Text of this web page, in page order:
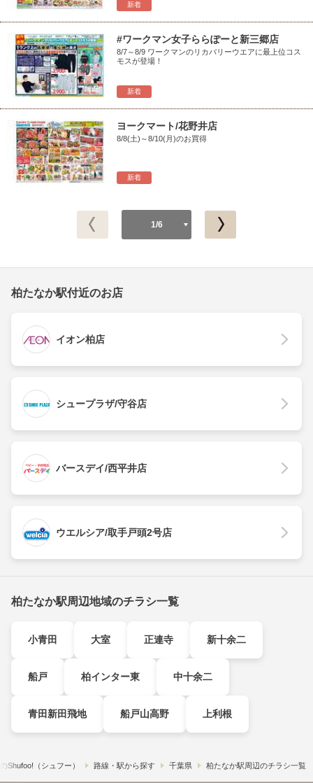
新着
新着
#ワークマン女子ららぽーと新三郷店
8/7～8/9 ワークマンのリカバリーウエアに最上位コス
モスが登場！
新着
ヨークマート/花野井店
8/8(土)～8/10(月)のお買得
1/6
柏たなか駅付近のお店
イオン柏店
シュープラザ/守谷店
バースデイ/西平井店
ウエルシア/取手戸頭2号店
柏たなか駅周辺地域のチラシ一覧
小青田 大室 正連寺 新十余二
船戸 柏インター東 中十余二
青田新田飛地 船戸山高野 上利根
​Shufoo!​（シュフー） 路線・駅から探す 千葉県 柏たなか駅周辺のチラシ一覧